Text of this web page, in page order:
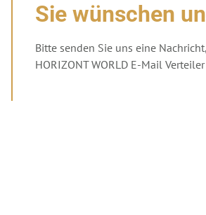
Sie wünschen
Bitte senden Sie uns eine
HORIZONT WORLD E-Mail